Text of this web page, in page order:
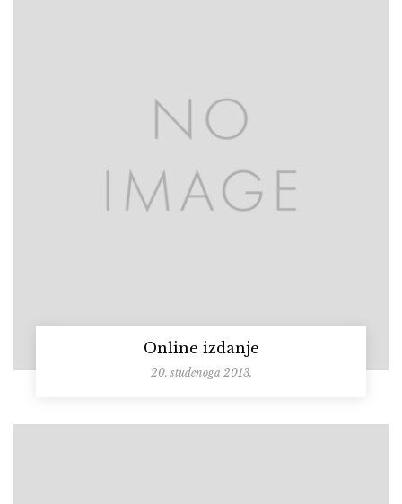
Online izdanje
20. studenoga 2013.